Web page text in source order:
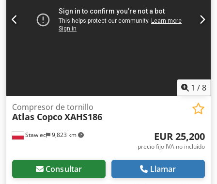
Copco • Cargador Atlas Copco • Todo tal como se muestra
en las fotos Estado: Usado, en funcionamiento, con signos
normales de uso. Sin grietas ni holguras. El equipo
1 /8
Stawiec 9,823 km
Compresor de tornillo
Atlas CopcoXAHS186
EUR 25,200
precio fijo IVA no incluído
Consultar Llamar